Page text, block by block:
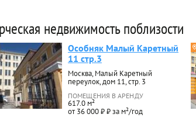
недвижимость поблизости
Особняк Малый Каретный
11 стр.3
Москва, Малый Каретный
переулок, дом 11, стр. 3
ПОМЕЩЕНИЯ В АРЕНДУ
617.0 м²
от 36 000 ₽ ₽ за м²/год